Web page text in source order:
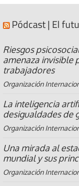
Pódcast | El
Riesgos
amenaza invisible
trabajadores
Organización
La inteligencia
desigualdades de
Organización
Una mirada al
mundial y sus
Organización